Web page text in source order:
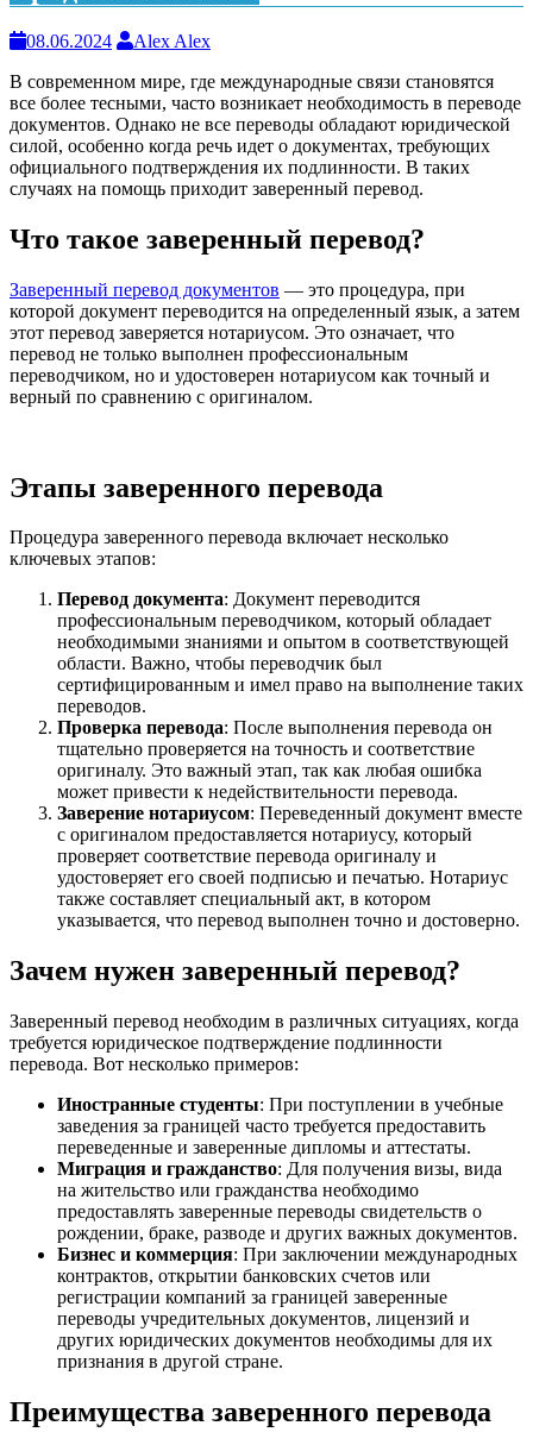
08.06.2024
Alex Alex
В современном мире, где международные связи становятся
все более тесными, часто возникает необходимость в переводе
документов. Однако не все переводы обладают юридической
силой, особенно когда речь идет о документах, требующих
официального подтверждения их подлинности. В таких
случаях на помощь приходит заверенный перевод.
Что такое заверенный перевод?
Заверенный перевод документов — это процедура, при
которой документ переводится на определенный язык, а затем
этот перевод заверяется нотариусом. Это означает, что
перевод не только выполнен профессиональным
переводчиком, но и удостоверен нотариусом как точный и
верный по сравнению с оригиналом.
Этапы заверенного перевода
Процедура заверенного перевода включает несколько
ключевых этапов:
Перевод документа: Документ переводится
профессиональным переводчиком, который обладает
необходимыми знаниями и опытом в соответствующей
области. Важно, чтобы переводчик был
сертифицированным и имел право на выполнение таких
переводов.
Проверка перевода: После выполнения перевода он
тщательно проверяется на точность и соответствие
оригиналу. Это важный этап, так как любая ошибка
может привести к недействительности перевода.
Заверение нотариусом: Переведенный документ вместе
с оригиналом предоставляется нотариусу, который
проверяет соответствие перевода оригиналу и
удостоверяет его своей подписью и печатью. Нотариус
также составляет специальный акт, в котором
указывается, что перевод выполнен точно и достоверно.
Зачем нужен заверенный перевод?
Заверенный перевод необходим в различных ситуациях, когда
требуется юридическое подтверждение подлинности
перевода. Вот несколько примеров:
Иностранные студенты: При поступлении в учебные
заведения за границей часто требуется предоставить
переведенные и заверенные дипломы и аттестаты.
Миграция и гражданство: Для получения визы, вида
на жительство или гражданства необходимо
предоставлять заверенные переводы свидетельств о
рождении, браке, разводе и других важных документов.
Бизнес и коммерция: При заключении международных
контрактов, открытии банковских счетов или
регистрации компаний за границей заверенные
переводы учредительных документов, лицензий и
других юридических документов необходимы для их
признания в другой стране.
Преимущества заверенного перевода